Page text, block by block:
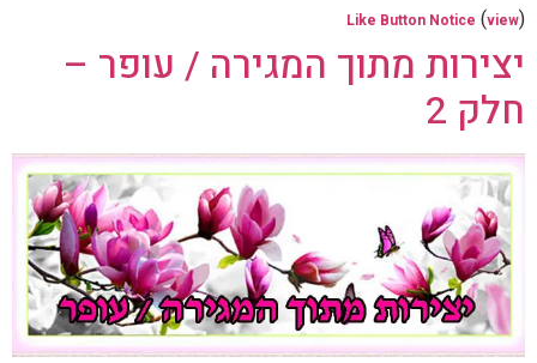
Like Button Notice (view)
יצירות מתוך המגירה / עופר –
חלק 2